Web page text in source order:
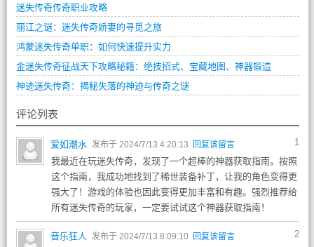
迷失传奇传奇职业攻略
丽江之谜：迷失传奇娇妻的寻觅之旅
鸿蒙迷失传奇单职：如何快速提升实力
金迷失传奇征战天下攻略秘籍：绝技招式、宝藏地图、神器锻造
神迹迷失传奇：揭秘失落的神迹与传奇之谜
评论列表
1
爱如潮水 发布于 2024/7/13 4:20:13 回复该留言
我最近在玩迷失传奇，发现了一个超棒的神器获取指南。按照
这个指南，我成功地找到了稀世装备补丁，让我的角色变得更
强大了！游戏的体验也因此变得更加丰富和有趣。强烈推荐给
所有迷失传奇的玩家，一定要试试这个神器获取指南！
2
音乐狂人 发布于 2024/7/13 8:09:10 回复该留言